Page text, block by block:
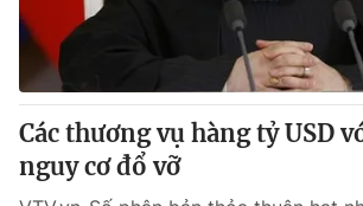
Các thương vụ hàng tỷ USD
nguy cơ đổ vỡ